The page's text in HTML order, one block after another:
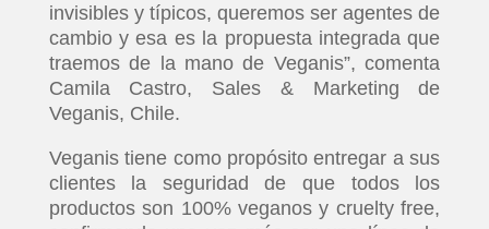
invisibles y típicos, queremos ser agentes de
cambio y esa es la propuesta integrada que
traemos de la mano de Veganis”, comenta
Camila Castro, Sales & Marketing de
Veganis, Chile.
Veganis tiene como propósito entregar a sus
clientes la seguridad de que todos los
productos son 100% veganos y cruelty free,